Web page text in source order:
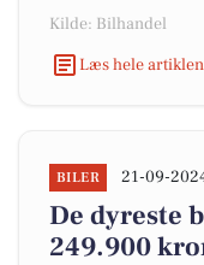
Kilde: Bilhandel
Læs hele
BILER 21-09-
De dyreste
249.900